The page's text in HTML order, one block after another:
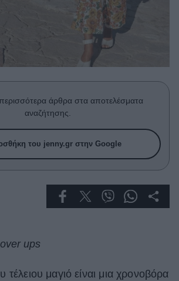
άρθρα στα αποτελέσματα
αναζήτησης.
του jenny.gr στην Google
ups
τέλειου μαγιό είναι μια χρονοβόρα